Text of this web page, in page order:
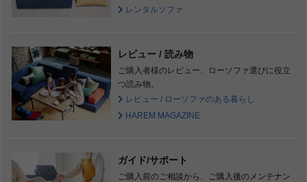
レンタルソファ
レビュー / 読み物
ご購入者様のレビュー、ローソファ選びに役立
つ読み物。
レビュー / ローソファのある暮らし
HAREM MAGAZINE
ガイド/サポート
ご購入前のご相談から、ご購入後のメンテナン